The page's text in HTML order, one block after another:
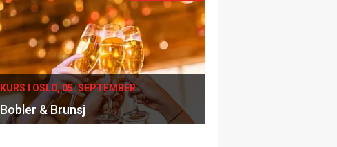
KURS I OSLO, 05. SEPTEMBER
Bobler & Brunsj